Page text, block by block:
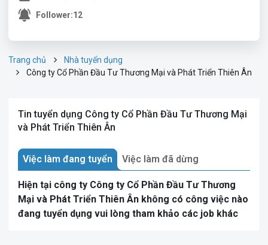
Follower:12
Trang chủ
Nhà tuyển dụng
Công ty Cổ Phần Đầu Tư Thương Mại và Phát Triển Thiên Ân
Tin tuyển dụng Công ty Cổ Phần Đầu Tư Thương Mại
và Phát Triển Thiên Ân
Việc làm đang tuyển Việc làm đã dừng
Hiện tại công ty Công ty Cổ Phần Đầu Tư Thương
Mại và Phát Triển Thiên Ân không có công việc nào
đang tuyển dụng vui lòng tham khảo các job khác